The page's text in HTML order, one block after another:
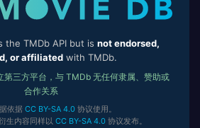
the TMDb API but is not endorsed,
or affiliatedwith TMDb.
第三方平台，与 TMDb 无任何隶属、赞助或
合作关系
依据 CC BY-SA 4.0协议使用。
生内容同样以 CC BY-SA 4.0协议发布。